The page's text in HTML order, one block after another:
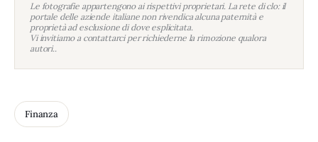
Le fotografie appartengono ai rispettivi proprietari. La rete di clo: il
portale delle aziende italiane non rivendica alcuna paternità e
proprietà ad esclusione di dove esplicitata.
Vi invitiamo a contattarci per richiederne la rimozione qualora
autori..
Finanza